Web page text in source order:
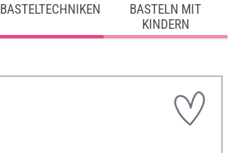
BASTELTECHNIKEN
BASTELN MIT
KINDERN